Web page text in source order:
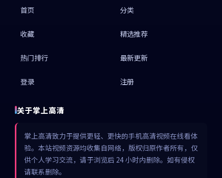
首页 分类
收藏 精选推荐
热门排行 最新更新
登录 注册
关于掌上高清
掌上高清致力于提供更轻、更快的手机高清视频在线看体
验。本站视频资源均收集自网络，版权归原作者所有，仅
供个人学习交流，请于浏览后 24 小时内删除。如有侵权
请联系删除。